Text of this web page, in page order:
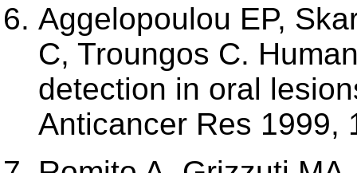
Aggelopoulou EP,
C, Troungos C.
detection in oral
Anticancer Res 1999,